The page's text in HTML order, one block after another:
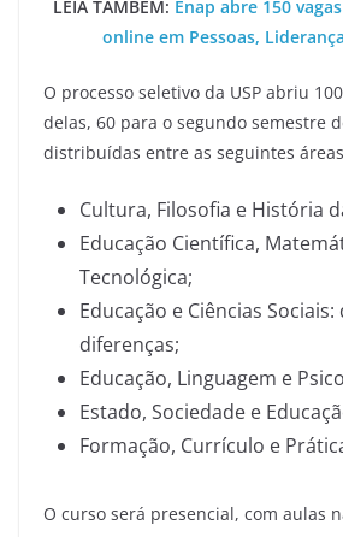
LEIA TAMBÉM: Enap abre 150
online em Pessoas,
O processo seletivo da USP abriu
delas, 60 para o segundo semestre
distribuídas entre as seguintes
Cultura, Filosofia e História
Educação Científica,
Tecnológica;
Educação e Ciências
diferenças;
Educação, Linguagem e
Estado, Sociedade e
Formação, Currículo e
O curso será presencial, com aulas